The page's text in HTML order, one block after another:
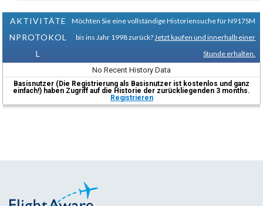
AKTIVITÄTE
NPROTOKOL
L
Möchten Sie eine vollständige Historiensuche für N917SM
bis ins Jahr 1998 zurück? Jetzt kaufen und innerhalb einer
Stunde erhalten.
No Recent History Data
Basisnutzer (Die Registrierung als Basisnutzer ist kostenlos und ganz
einfach!) haben Zugriff auf die Historie der zurückliegenden 3 months.
Registrieren